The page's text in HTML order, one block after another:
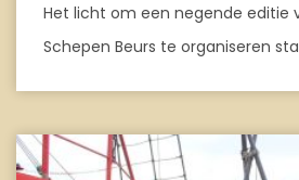
Het licht om een negende editie
Schepen Beurs te organiseren